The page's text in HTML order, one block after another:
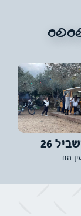
דני